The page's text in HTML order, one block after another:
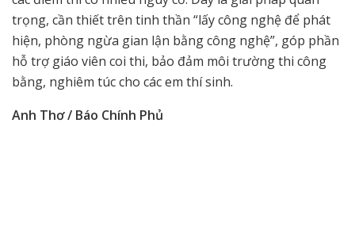
trọng, cần thiết trên tinh thần “lấy công nghệ để phát
hiện, phòng ngừa gian lận bằng công nghệ”, góp phần
hỗ trợ giáo viên coi thi, bảo đảm môi trường thi công
bằng, nghiêm túc cho các em thí sinh.
Anh Thơ / Báo Chính Phủ